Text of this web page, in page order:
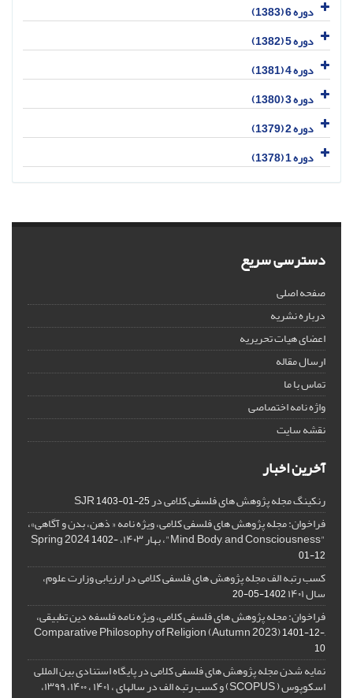
دوره 6 (1383)
دوره 5 (1382)
دوره 4 (1381)
دوره 3 (1380)
دوره 2 (1379)
دوره 1 (1378)
دسترسی سریع
صفحه اصلی
درباره نشریه
اعضای هیات تحریریه
ارسال مقاله
تماس با ما
واژه نامه اختصاصی
نقشه سایت
آخرین اخبار
رنکینگ مجله پژوهش های فلسفی کلامی در SJR1403-01-25
فراخوان: مجله پژوهش های فلسفی کلامی، ویژه نامه « ذهن، بدن و آگاهی»،
"Mind, Body, and Consciousness"، بهار ۱۴۰۳، Spring 2024
1402-
01-12
کسب رتبه الف مجله پژوهش های فلسفی کلامی در ارزیابی وزارت علوم،
سال ۱۴۰۱ 1402-05-20
فراخوان: مجله پژوهش های فلسفی کلامی، ویژه نامه فلسفه دین تطبیقی،
,Comparative Philosophy of Religion (Autumn 2023)
1401-12-
10
نمایه شدن مجله پژوهش های فلسفی کلامی در پایگاه استنادی بین المللی
اسکوپوس ( SCOPUS) و کسب رتبه الف در سالهای ، ۱۴۰۱ ، ۱۴۰۰، ۱۳۹۹،